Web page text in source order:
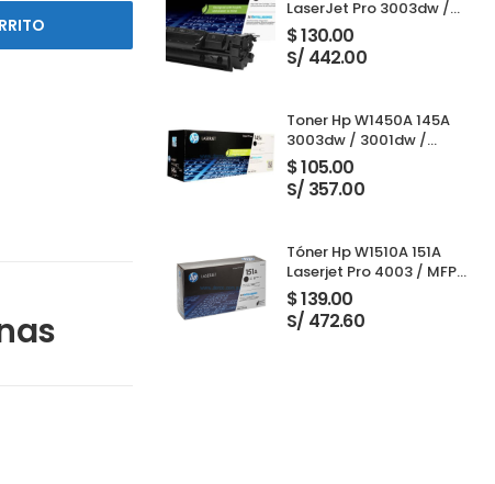
LaserJet Pro 3003dw /
3001dw / 3001dwe /
3101fdw / 3103fdw Black
$130.00
S/ 442.00
Toner Hp W1450A 145A
3003dw / 3001dw /
3001dwe / 3101fdw /
3103fdw Black 1,700
Paginas
$105.00
S/ 357.00
Tóner Hp W1510A 151A
Laserjet Pro 4003 / MFP
4103 Black 3,050 Páginas
$139.00
S/ 472.60